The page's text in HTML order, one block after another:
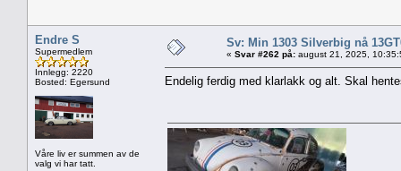
Endre S
Supermedlem
Innlegg: 2220
Bosted: Egersund
Våre liv er summen av de
valg vi har tatt.
Sv: Min 1303 Silverbig nå
« Svar #262 på: august 21, 2025,
Endelig ferdig med klarlakk og alt. Skal